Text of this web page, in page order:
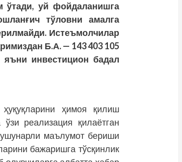
ўтади, уй фойдаланишга
тўловни амалга
Истеъмолчилар
Б.А. — 143 403 105
инвестицион бадал
ҳуқуқларини ҳимоя қилиш
реализация қилаётган
маълумот бериши
бажаришга тўсқинлик